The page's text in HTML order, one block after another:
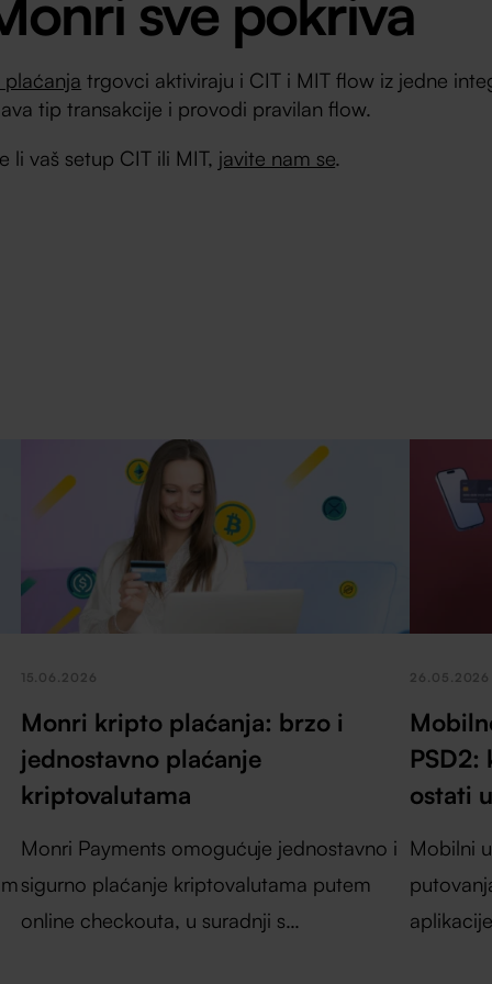
trgovci aktiviraju i CIT i MIT flow iz jedne
tip transakcije i provodi pravilan flow.
li vaš setup CIT ili MIT, javite nam se.
15.06.2026
Monri kripto plaćanja: brzo i
jednostavno plaćanje
kriptovalutama
Monri Payments omogućuje jednostavno i
sigurno plaćanje kriptovalutama putem
online checkouta, u suradnji s
26.05.2026
ostati
Mobilni